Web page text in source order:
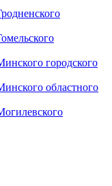
городского
областного